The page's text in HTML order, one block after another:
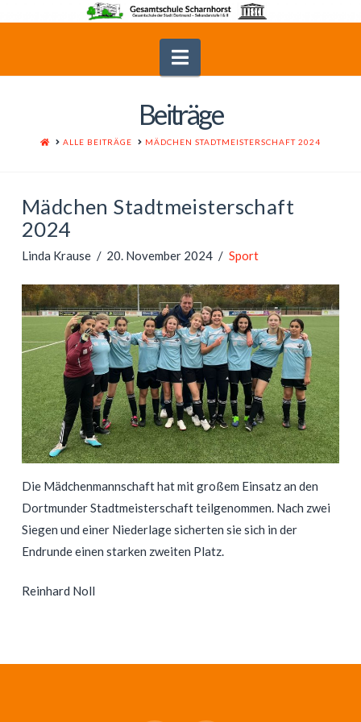
Navigation
Beiträge
HOMEALLE BEITRÄGE MÄDCHEN STADTMEISTERSCHAFT 2024
Mädchen Stadtmeisterschaft
2024
Linda Krause 20. November 2024 Sport
Die Mädchenmannschaft hat mit großem Einsatz an den
Dortmunder Stadtmeisterschaft teilgenommen. Nach zwei
Siegen und einer Niederlage sicherten sie sich in der
Endrunde einen starken zweiten Platz.
Reinhard Noll